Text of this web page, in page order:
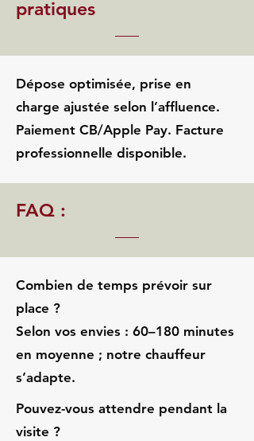
pratiques
Dépose optimisée, prise en
charge ajustée selon l’affluence.
Paiement CB/Apple Pay. Facture
professionnelle disponible.
FAQ :
Combien de temps prévoir sur
place ?
Selon vos envies : 60–180 minutes
en moyenne ; notre chauffeur
s’adapte.
Pouvez-vous attendre pendant la
visite ?